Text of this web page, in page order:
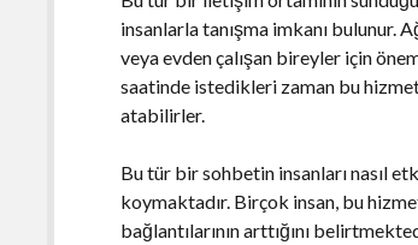
insanlarla tanışma imkanı bulunur.
veya evden çalışan bireyler için
saatinde istedikleri zaman bu
atabilirler.
Bu tür bir sohbetin insanları nasıl
koymaktadır. Birçok insan, bu
bağlantılarının arttığını